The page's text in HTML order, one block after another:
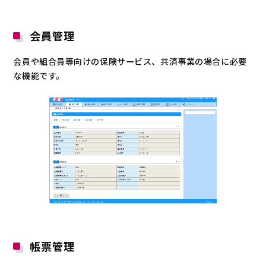
会員管理
会員や組合員等向けの保険サービス、共済事業の場合に必要
な機能です。
帳票管理